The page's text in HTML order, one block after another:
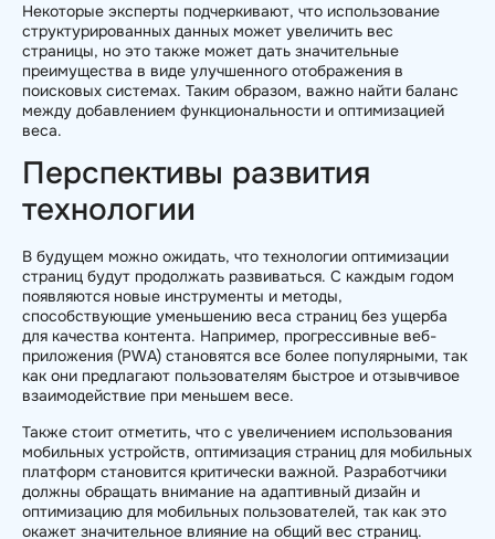
Некоторые эксперты подчеркивают, что использование
структурированных данных может увеличить вес
страницы, но это также может дать значительные
преимущества в виде улучшенного отображения в
поисковых системах. Таким образом, важно найти баланс
между добавлением функциональности и оптимизацией
веса.
Перспективы развития
технологии
В будущем можно ожидать, что технологии оптимизации
страниц будут продолжать развиваться. С каждым годом
появляются новые инструменты и методы,
способствующие уменьшению веса страниц без ущерба
для качества контента. Например, прогрессивные веб-
приложения (PWA) становятся все более популярными, так
как они предлагают пользователям быстрое и отзывчивое
взаимодействие при меньшем весе.
Также стоит отметить, что с увеличением использования
мобильных устройств, оптимизация страниц для мобильных
платформ становится критически важной. Разработчики
должны обращать внимание на адаптивный дизайн и
оптимизацию для мобильных пользователей, так как это
окажет значительное влияние на общий вес страниц.